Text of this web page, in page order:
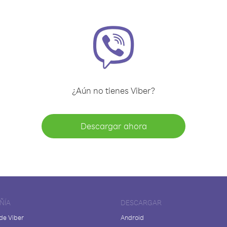
¿Aún no tienes Viber?
Descargar ahora
Viber
DESCARGAR
Android